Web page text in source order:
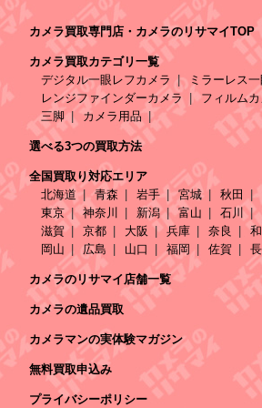
カメラ買取専門店・カメラのリサマイTOP
カメラ買取カテゴリ一覧
デジタル一眼レフカメラ
ミラーレス
レンジファインダーカメラ
フィルム
三脚
カメラ用品
選べる3つの買取方法
全国買取り対応エリア
北海道
青森 岩手 宮城
秋田
東京
神奈川 新潟 富山
石川
滋賀
京都 大阪 兵庫 奈良
岡山
広島 山口 福岡 佐賀
カメラのリサマイ店舗一覧
カメラの遺品買取
カメラマンの実体験マガジン
無料買取申込み
プライバシーポリシー